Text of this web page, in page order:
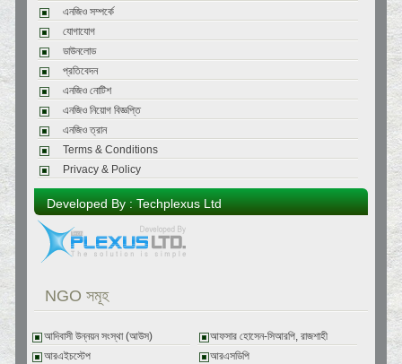
এনজিও সম্পর্কে
যোগাযোগ
ডাউনলোড
প্রতিবেদন
এনজিও নোটিশ
এনজিও নিয়োগ বিজ্ঞপ্তি
এনজিও ত্রান
Terms & Conditions
Privacy & Policy
Developed By : Techplexus Ltd
NGO সমূহ
আদিবাসী উন্নয়ন সংস্থা (আউস)
আফসার হোসেন-সিআরপি, রাজশাহী
আরএইচস্টেপ
আরএসডিপি